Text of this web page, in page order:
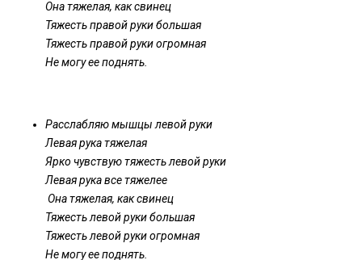
Она тяжелая, как свинец
Тяжесть правой руки большая
Тяжесть правой руки огромная
Не могу ее поднять.
Расслабляю мышцы левой руки
Левая рука тяжелая
Ярко чувствую тяжесть левой руки
Левая рука все тяжелее
Она тяжелая, как свинец
Тяжесть левой руки большая
Тяжесть левой руки огромная
Не могу ее поднять.